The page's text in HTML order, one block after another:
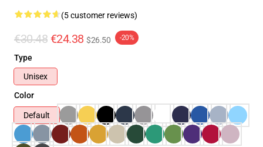
(5 customer reviews)
€30.48 €24.38 $26.50 -20%
Type
Unisex
Color
Default